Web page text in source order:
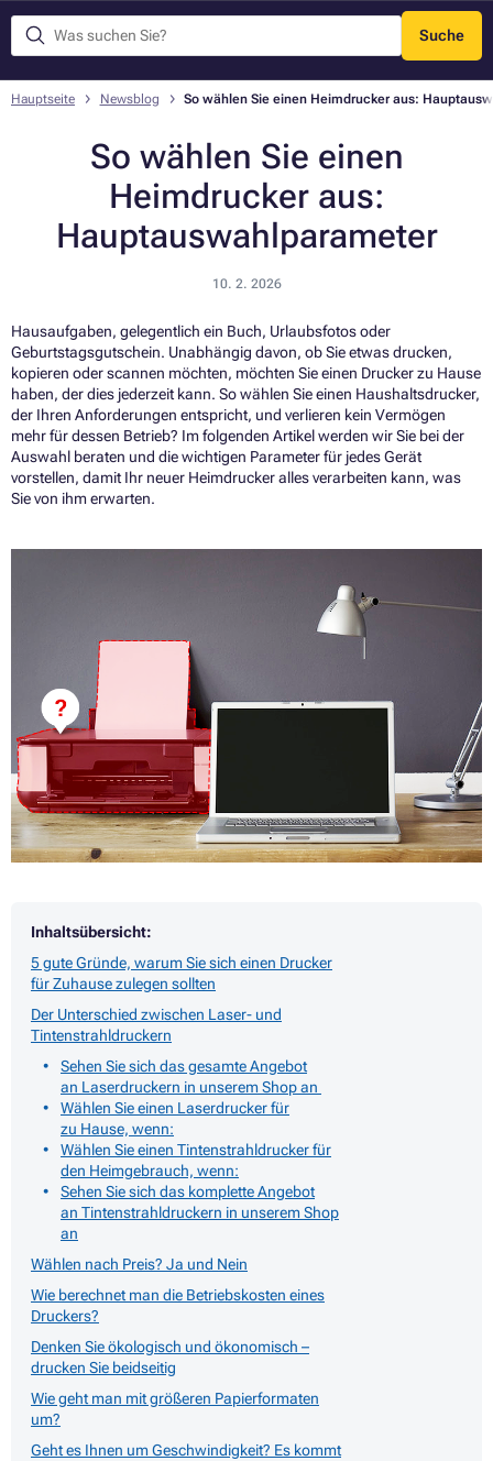
Suche
Menü
Hauptseite Newsblog So wählen Sie einen Heimdrucker aus:
So wählen Sie einen
Heimdrucker aus:
Hauptauswahlparameter
10. 2. 2026
Hausaufgaben, gelegentlich ein Buch, Urlaubsfotos oder
Geburtstagsgutschein. Unabhängig davon, ob Sie etwas drucken,
kopieren oder scannen möchten, möchten Sie einen Drucker zu Hause
haben, der dies jederzeit kann. So wählen Sie einen Haushaltsdrucker,
der Ihren Anforderungen entspricht, und verlieren kein Vermögen
mehr für dessen Betrieb? Im folgenden Artikel werden wir Sie bei der
Auswahl beraten und die wichtigen Parameter für jedes Gerät
vorstellen, damit Ihr neuer Heimdrucker alles verarbeiten kann, was
Sie von ihm erwarten.
Inhaltsübersicht:
5 gute Gründe, warum Sie sich einen Drucker
für Zuhause zulegen sollten
Der Unterschied zwischen Laser- und
Tintenstrahldruckern
Sehen Sie sich das gesamte Angebot
an Laserdruckern in unserem Shop an
Wählen Sie einen Laserdrucker für
zu Hause, wenn:
Wählen Sie einen Tintenstrahldrucker für
den Heimgebrauch, wenn:
Sehen Sie sich das komplette Angebot
an Tintenstrahldruckern in unserem Shop
an
Wählen nach Preis? Ja und Nein
Wie berechnet man die Betriebskosten eines
Druckers?
Denken Sie ökologisch und ökonomisch –
drucken Sie beidseitig
Wie geht man mit größeren Papierformaten
um?
Geht es Ihnen um Geschwindigkeit? Es kommt